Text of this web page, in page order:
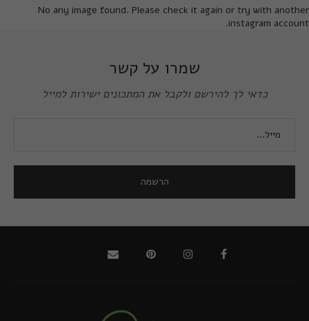
No any image found. Please check it again or try with another
instagram account.
שמרו על קשר
כדאי לך להירשם ולקבל את המתכונים ישירות למייל